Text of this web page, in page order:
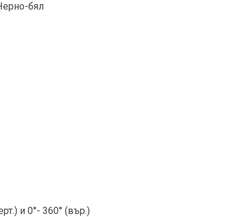
бял
и 0°- 360° (вър.)